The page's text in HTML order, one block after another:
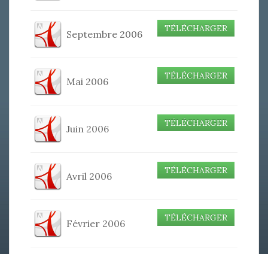
Septembre 2006 TÉLÉCHARGER
Mai 2006 TÉLÉCHARGER
Juin 2006 TÉLÉCHARGER
Avril 2006 TÉLÉCHARGER
Février 2006 TÉLÉCHARGER